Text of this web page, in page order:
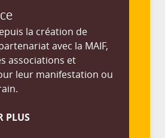
la création de
avec la MAIF,
associations et
leur manifestation ou
PLUS